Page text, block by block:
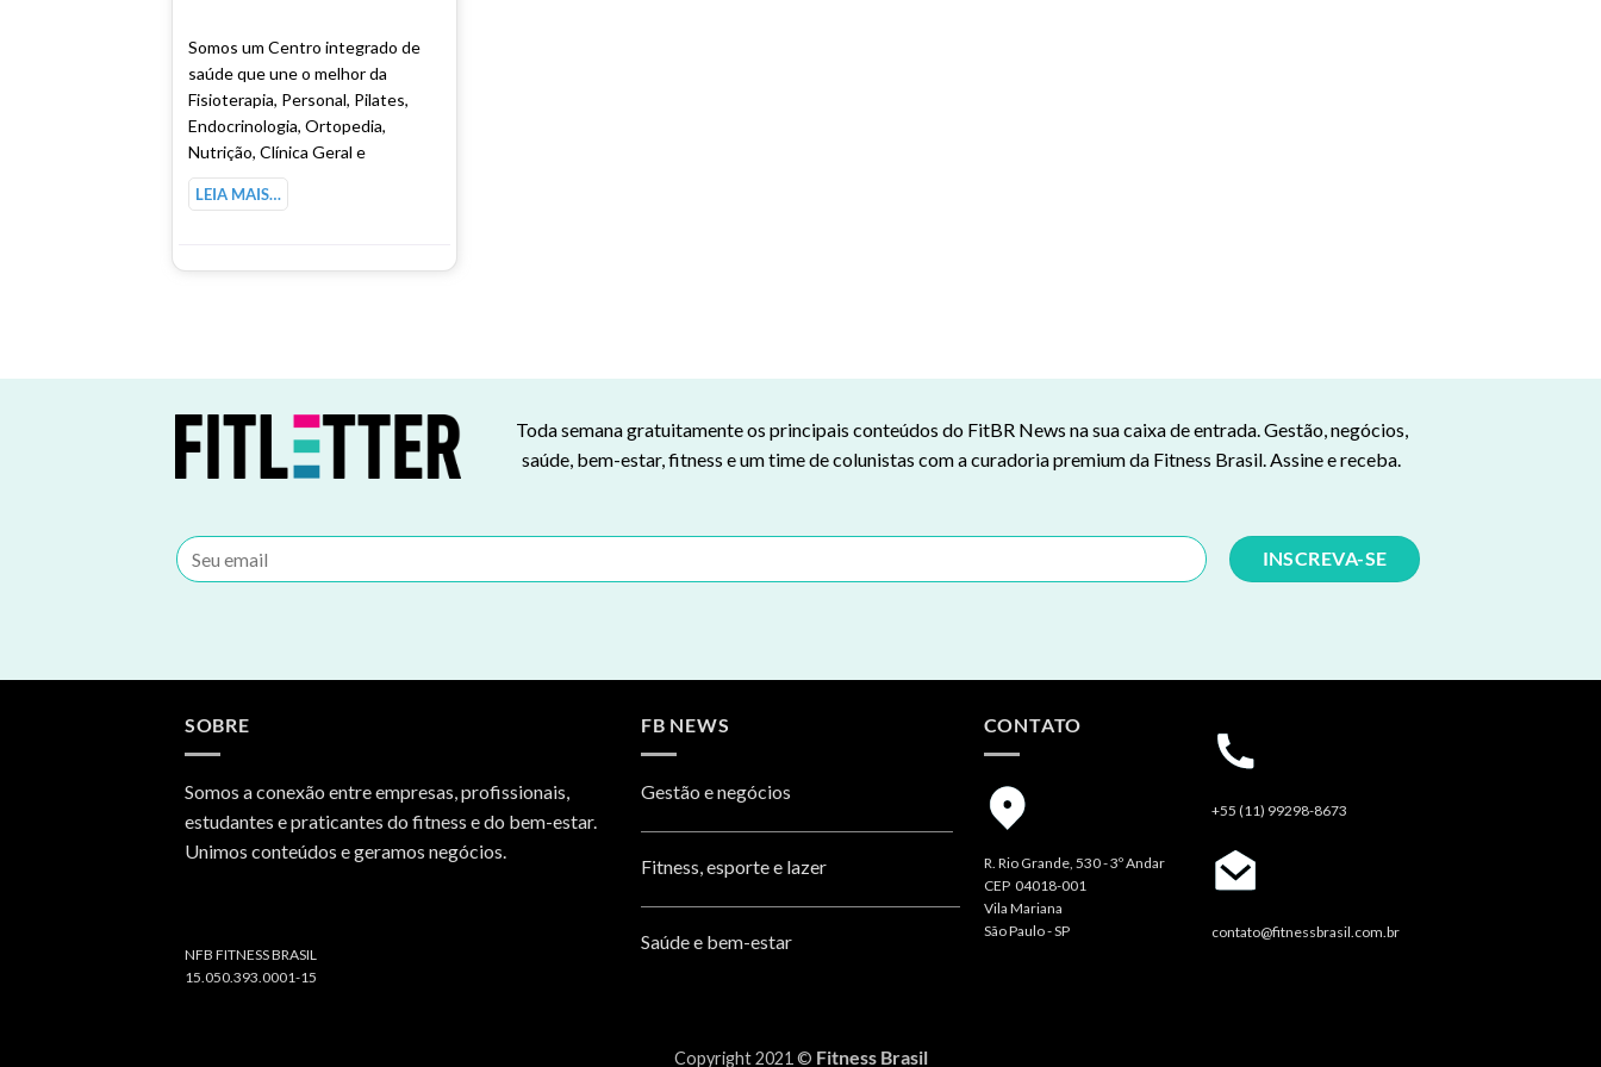
Somos um Centro integrado de
saúde que une o melhor da
Fisioterapia, Personal, Pilates,
Endocrinologia, Ortopedia,
Nutrição, Clínica Geral e
LEIA MAIS…
Toda semana gratuitamente os principais conteúdos do FitBR News na sua caixa de entrada. Gestão, negócios,
saúde, bem-estar, fitness e um time de colunistas com a curadoria premium da Fitness Brasil. Assine e receba.
SOBRE
Somos a conexão entre empresas, profissionais,
estudantes e praticantes do fitness e do bem-estar.
Unimos conteúdos e geramos negócios.
NFB FITNESS BRASIL
15.050.393.0001-15
FB NEWS
Gestão e negócios
Fitness, esporte e lazer
Saúde e bem-estar
CONTATO
R. Rio Grande, 530 - 3º Andar
CEP 04018-001
Vila Mariana
São Paulo - SP
+55 (11) 99298-8673
contato@fitnessbrasil.com.br
Copyright 2021 © Fitness Brasil